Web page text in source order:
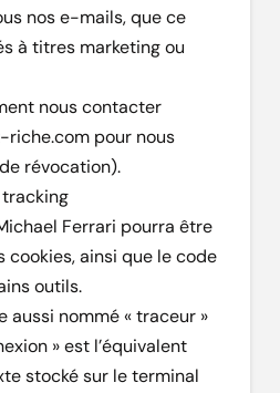
nos e-mails, que ce
à titres marketing ou
nous contacter
pour nous
révocation).
Ferrari pourra être
cookies, ainsi que le code
outils.
aussi nommé « traceur »
» est l’équivalent
stocké sur le terminal